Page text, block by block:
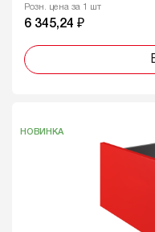
Розн. цена за 1 шт
6 345,24 ₽
НОВИНКА